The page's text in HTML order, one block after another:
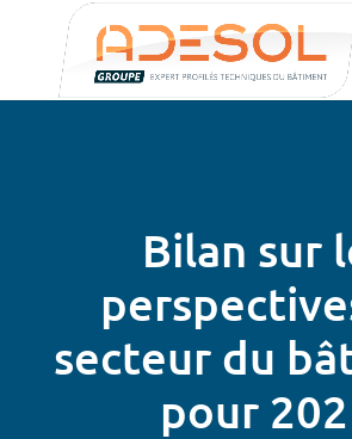
Bilan sur
secteur du
pour